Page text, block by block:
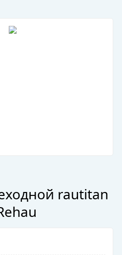
rautitan